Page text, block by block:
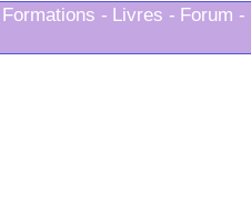
Formations - Livres - Forum -